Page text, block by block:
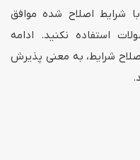
شرایط اصلاح شده موافق
استفاده نکنید. ادامه
شرایط، به معنی پذیرش